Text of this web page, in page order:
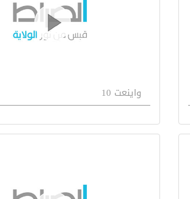
واينعت 10